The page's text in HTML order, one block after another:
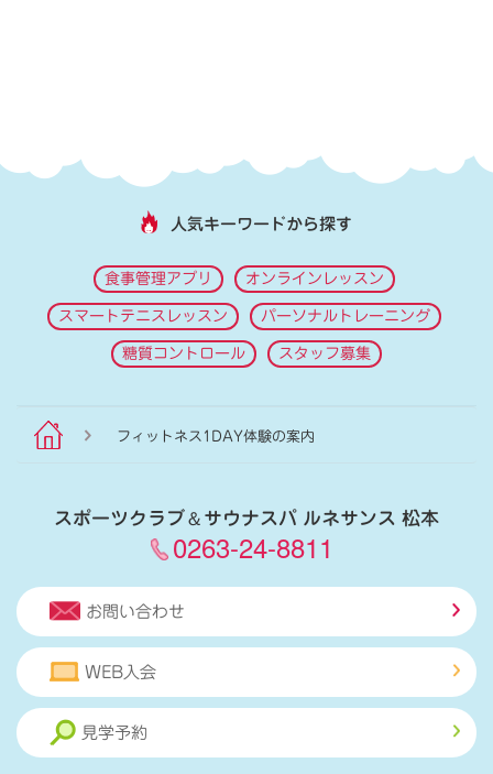
人気キーワードから探す
食事管理アプリ オンラインレッスン
スマートテニスレッスン パーソナルトレーニング
糖質コントロール スタッフ募集
フィットネス1DAY体験の案内
スポーツクラブ＆サウナスパ ルネサンス 松本
0263-24-8811
お問い合わせ
WEB入会
見学予約